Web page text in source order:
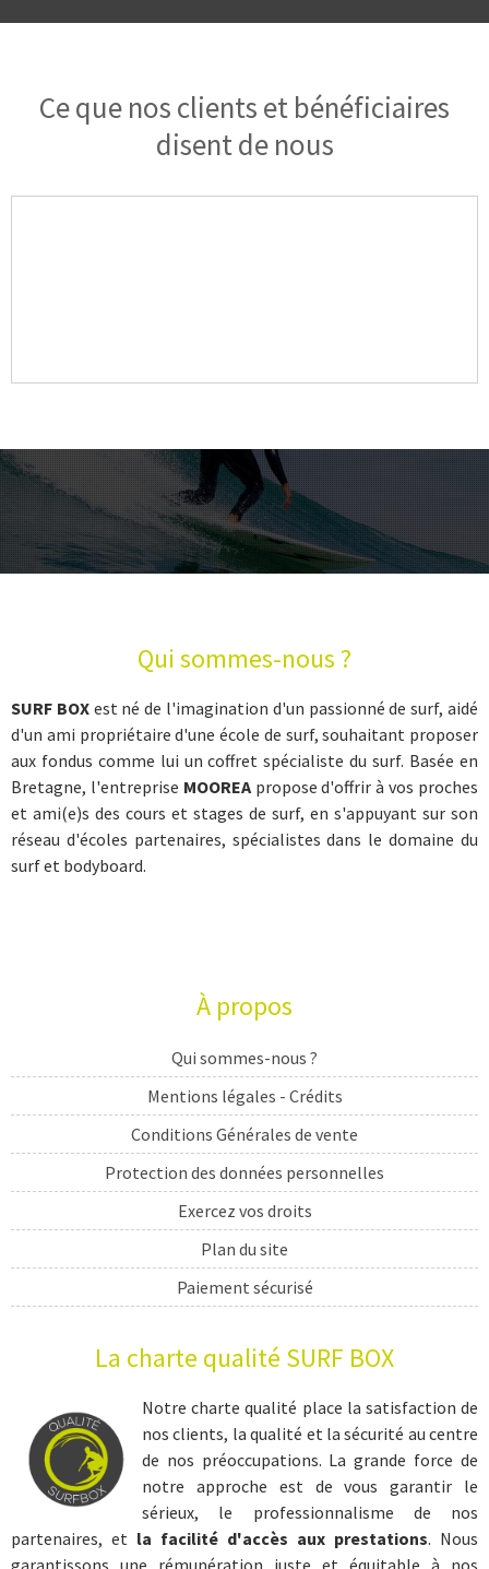
Ce que nos clients et bénéficiaires
disent de nous
Qui sommes-nous ?
SURF BOXest né de l'imagination d'un passionné de surf, aidé
d'un ami propriétaire d'une école de surf, souhaitant proposer
aux fondus comme lui un coffret spécialiste du surf. Basée en
Bretagne, l'entreprise MOOREApropose d'offrir à vos proches
et ami(e)s des cours et stages de surf, en s'appuyant sur son
réseau d'écoles partenaires, spécialistes dans le domaine du
surf et bodyboard.
À propos
Qui sommes-nous ?
Mentions légales - Crédits
Conditions Générales de vente
Protection des données personnelles
Exercez vos droits
Plan du site
Paiement sécurisé
cadeau sport
cadeau surf
coffret sport
coffret sportif
cadeau sportif
coffret surf
La charte qualité SURF BOX
Notre charte qualité place la satisfaction de
nos clients, la qualité et la sécurité au centre
de nos préoccupations. La grande force de
notre approche est de vous garantir le
sérieux, le professionnalisme de nos
partenaires, et la facilité d'accès aux prestations. Nous
garantissons une rémunération juste et équitable à nos